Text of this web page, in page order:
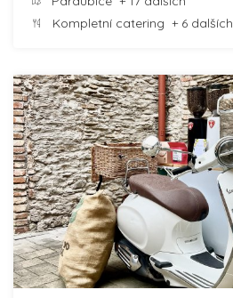
Kompletní catering + 6 dalších